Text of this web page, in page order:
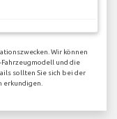
Wir können
Fahrzeugmodell und die
sollten Sie sich bei der